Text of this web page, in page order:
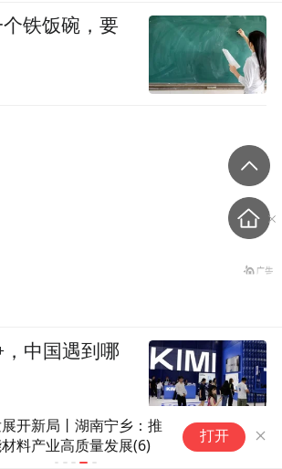
锂矿概念表
打开
铁饭碗，要
中国遇到哪